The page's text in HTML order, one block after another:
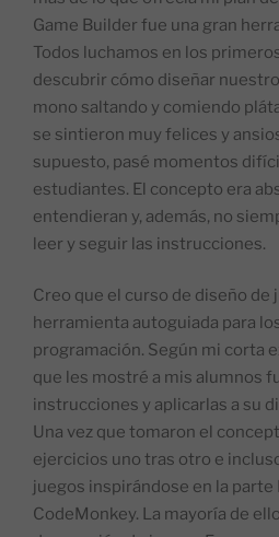
Game Builder fue una gran
Todos luchamos en los
descubrir cómo diseñar
mono saltando y comiendo
se sintieron muy felices y
supuesto, pasé momentos
estudiantes. El concepto era
entendieran y, además, no
leer y seguir las instrucciones.
Creo que el curso de diseño de
herramienta autoguiada para
programación. Según mi corta
que les mostré a mis alumnos
instrucciones y aplicarlas a su
Una vez que tomaron el
ejercicios uno tras otro e
juegos inspirándose en la parte
CodeMonkey. La mayoría de